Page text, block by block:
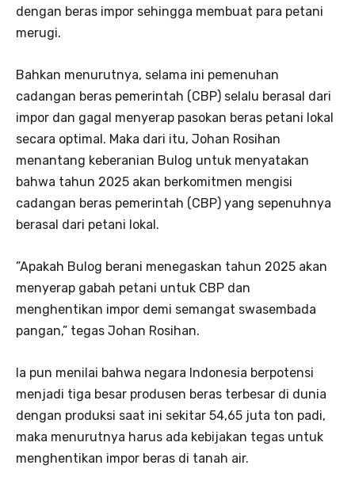
dengan beras impor sehingga membuat para petani
merugi.
Bahkan menurutnya, selama ini pemenuhan
cadangan beras pemerintah (CBP) selalu berasal dari
impor dan gagal menyerap pasokan beras petani lokal
secara optimal. Maka dari itu, Johan Rosihan
menantang keberanian Bulog untuk menyatakan
bahwa tahun 2025 akan berkomitmen mengisi
cadangan beras pemerintah (CBP) yang sepenuhnya
berasal dari petani lokal.
”Apakah Bulog berani menegaskan tahun 2025 akan
menyerap gabah petani untuk CBP dan
menghentikan impor demi semangat swasembada
pangan,” tegas Johan Rosihan.
Ia pun menilai bahwa negara Indonesia berpotensi
menjadi tiga besar produsen beras terbesar di dunia
dengan produksi saat ini sekitar 54,65 juta ton padi,
maka menurutnya harus ada kebijakan tegas untuk
menghentikan impor beras di tanah air.